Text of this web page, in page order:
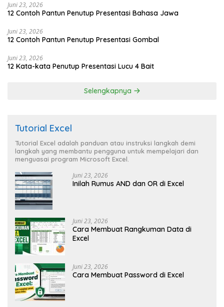
Juni 23, 2026
12 Contoh Pantun Penutup Presentasi Bahasa Jawa
Juni 23, 2026
12 Contoh Pantun Penutup Presentasi Gombal
Juni 23, 2026
12 Kata-kata Penutup Presentasi Lucu 4 Bait
Selengkapnya
Tutorial Excel
Tutorial Excel adalah panduan atau instruksi langkah demi
langkah yang membantu pengguna untuk mempelajari dan
menguasai program Microsoft Excel.
Juni 23, 2026
Inilah Rumus AND dan OR di Excel
Juni 23, 2026
Cara Membuat Rangkuman Data di
Excel
Juni 23, 2026
Cara Membuat Password di Excel